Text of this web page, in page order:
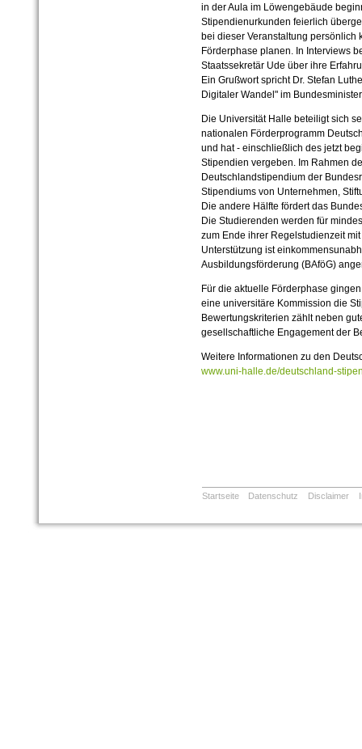
in der Aula im Löwengebäude
Stipendienurkunden feierlich
bei dieser Veranstaltung
Förderphase planen. In Interviews
Staatssekretär Ude über ihre
Ein Grußwort spricht Dr. Stefan
Digitaler Wandel" im
Die Universität Halle beteiligt sich
nationalen Förderprogramm
und hat - einschließlich des jetzt
Stipendien vergeben. Im Rahmen
Deutschlandstipendium der
Stipendiums von Unternehmen,
Die andere Hälfte fördert das
Die Studierenden werden für
zum Ende ihrer Regelstudienzeit
Unterstützung ist
Ausbildungsförderung (BAföG)
Für die aktuelle Förderphase
eine universitäre Kommission die
Bewertungskriterien zählt neben
gesellschaftliche Engagement der
Weitere Informationen zu den
www.uni-halle.de/deutschland-
Startseite Datenschutz Disclaimer